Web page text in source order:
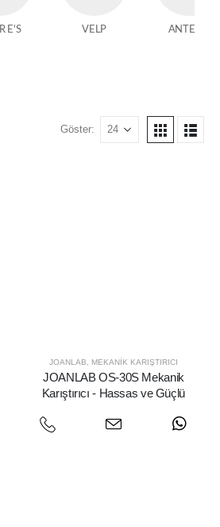
E'S VELP ANTECH
Göster:
JOANLAB MEKANIK KARIŞTIRICI
JOANLAB OS-30S Mekanik
Karıştırıcı - Hassas ve Güçlü